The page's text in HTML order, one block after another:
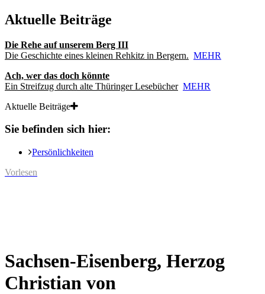
Aktuelle Beiträge
Die Rehe auf unserem Berg III
Die Geschichte eines kleinen Rehkitz in Bergern. MEHR
Ach, wer das doch könnte
Ein Streifzug durch alte Thüringer Lesebücher MEHR
Aktuelle Beiträge
Sie befinden sich hier:
Persönlichkeiten
Vorlesen
Sachsen-Eisenberg, Herzog
Christian von